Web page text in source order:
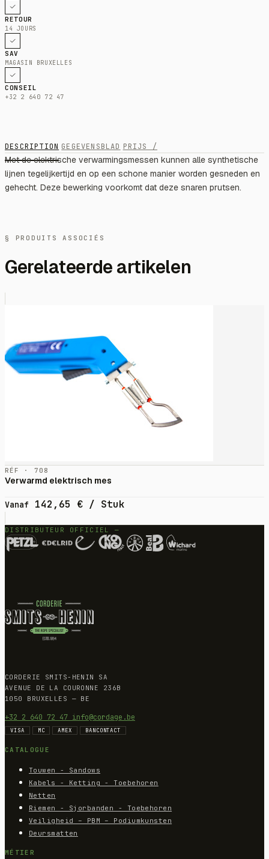
RETOUR
14 JOURS
SAV
MAGASIN BRUXELLES
CONSEIL
+32 2 640 72 47
DESCRIPTION GEGEVENSBLAD PRIJS /
Met de elektrische verwarmingsmessen kunnen alle synthetische
lijnen tegelijkertijd en op een schone manier worden gesneden en
gehecht. Deze bewerking voorkomt dat deze snaren prutsen.
§ PRODUITS ASSOCIÉS
Gerelateerde artikelen
RÉF · 708
Verwarmd elektrisch mes
Vanaf 142,65 € / Stuk
DISTRIBUTEUR OFFICIEL —
CORDERIE SMITS-HENIN SA
AVENUE DE LA COURONNE 236B
1050 BRUXELLES — BE
+32 2 640 72 47 info@cordage.be
VISA MC AMEX BANCONTACT
CATALOGUE
Touwen - Sandows
Kabels - Ketting - Toebehoren
Netten
Riemen - Sjorbanden - Toebehoren
Veiligheid – PBM – Podiumkunsten
Deursmatten
MÉTIER